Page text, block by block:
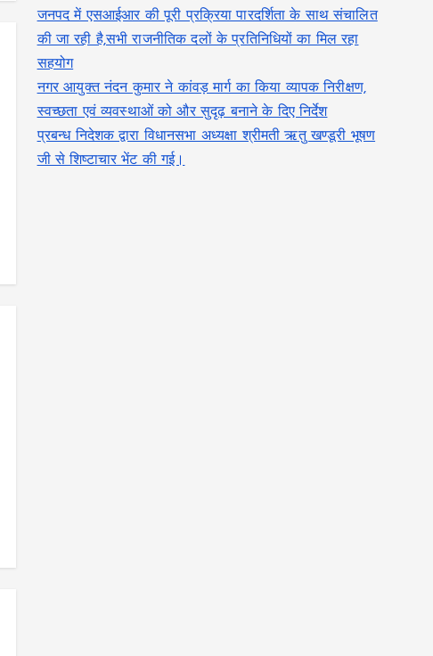
जनपद में एसआईआर की पूरी प्रक्रिया पारदर्शिता के साथ संचालित
की जा रही है,सभी राजनीतिक दलों के प्रतिनिधियों का मिल रहा
सहयोग
नगर आयुक्त नंदन कुमार ने कांवड़ मार्ग का किया व्यापक निरीक्षण,
स्वच्छता एवं व्यवस्थाओं को और सुदृढ़ बनाने के दिए निर्देश
प्रबन्ध निदेशक द्वारा विधानसभा अध्यक्षा श्रीमती ऋतु खण्डूरी भूषण
जी से शिष्टाचार भेंट की गई।